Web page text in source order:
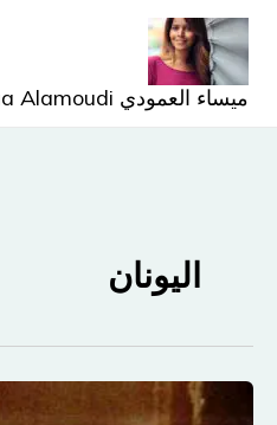
تخطي
المحتوى
ميساء العمودي Maysaa Alamoudi
اليونان